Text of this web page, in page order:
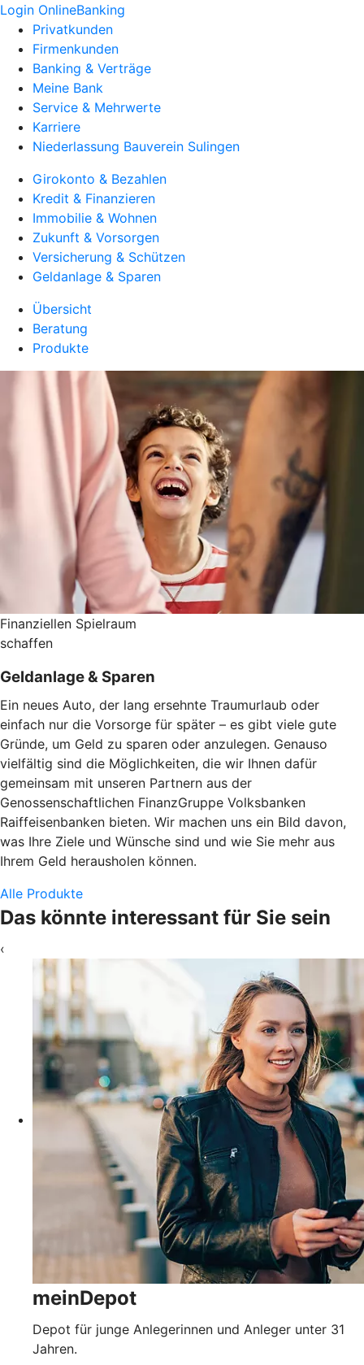
Login OnlineBanking
Privatkunden
Firmenkunden
Banking & Verträge
Meine Bank
Service & Mehrwerte
Karriere
Niederlassung Bauverein Sulingen
Girokonto & Bezahlen
Kredit & Finanzieren
Immobilie & Wohnen
Zukunft & Vorsorgen
Versicherung & Schützen
Geldanlage & Sparen
Übersicht
Beratung
Produkte
Finanziellen Spielraum
schaffen
Geldanlage & Sparen
Ein neues Auto, der lang ersehnte Traumurlaub oder
einfach nur die Vorsorge für später – es gibt viele gute
Gründe, um Geld zu sparen oder anzulegen. Genauso
vielfältig sind die Möglichkeiten, die wir Ihnen dafür
gemeinsam mit unseren Partnern aus der
Genossenschaftlichen FinanzGruppe Volksbanken
Raiffeisenbanken bieten. Wir machen uns ein Bild davon,
was Ihre Ziele und Wünsche sind und wie Sie mehr aus
Ihrem Geld herausholen können.
Alle Produkte
Das könnte interessant für Sie sein
‹
meinDepot
Depot für junge Anlegerinnen und Anleger unter 31
Jahren.